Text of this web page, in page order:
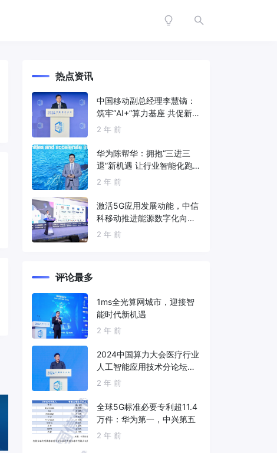
热点资讯
中国移动副总经理李慧镝：
筑牢“AI+”算力基座 共促新质
生产力发展
2 年 前
华为陈帮华：拥抱“三进三
退”新机遇 让行业智能化跑
出加速度
2 年 前
激活5G应用发展动能，中信
科移动推进能源数字化向
新、向智、向绿发展
2 年 前
评论最多
1ms全光算网城市，迎接智
能时代新机遇
2 年 前
2024中国算力大会医疗行业
人工智能应用技术分论坛成
功举办
2 年 前
全球5G标准必要专利超11.4
万件：华为第一，中兴第五
2 年 前